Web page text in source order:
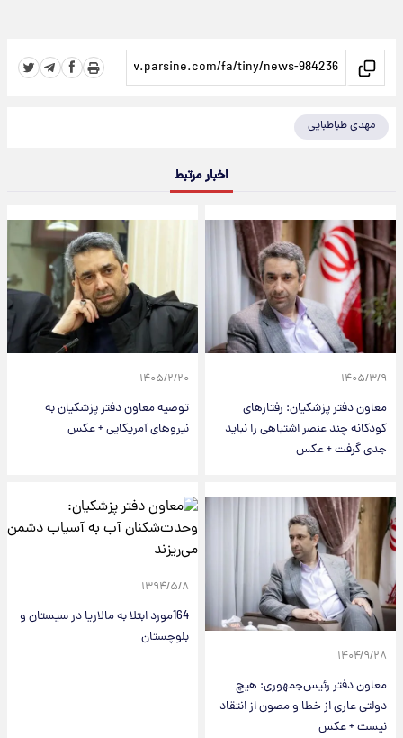
مهدی طباطبایی
اخبار مرتبط
۱۴۰۵/۳/۹
معاون دفتر پزشکیان: رفتارهای
کودکانه چند عنصر اشتباهی را نباید
جدی گرفت + عکس
۱۴۰۵/۲/۲۰
توصیه معاون دفتر پزشکیان به
نیروهای آمریکایی + عکس
۱۴۰۴/۹/۲۸
معاون دفتر رئیس‌جمهوری: هیچ
دولتی عاری از خطا و مصون از انتقاد
نیست + عکس
۱۳۹۴/۵/۸
164مورد ابتلا به مالاریا در سیستان و
بلوچستان